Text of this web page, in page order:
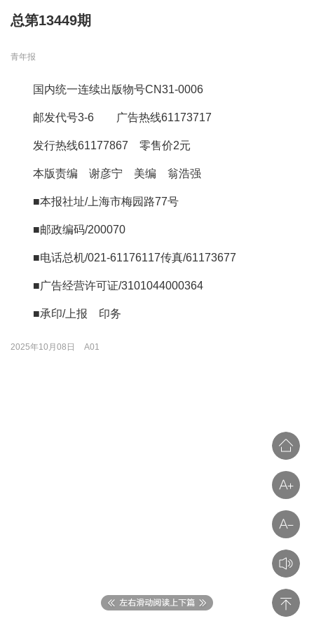
总第13449期
青年报
国内统一连续出版物号CN31-0006
邮发代号3-6 广告热线61173717
发行热线61177867 零售价2元
本版责编 谢彦宁 美编 翁浩强
■本报社址/上海市梅园路77号
■邮政编码/200070
■电话总机/021-61176117传真/61173677
■广告经营许可证/3101044000364
■承印/上报 印务
2025年10月08日 A01